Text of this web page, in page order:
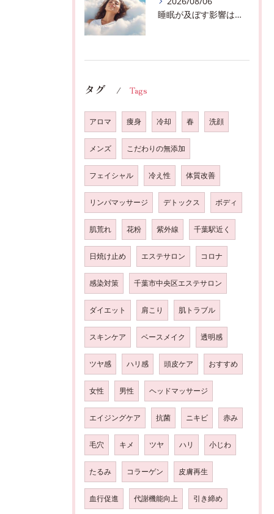
睡眠が及ぼす影響は？千葉市おすすめメニュー全身リンパマッサージで全身スッキリ♪
タグ Tags
アロマ 痩身 冷却 春 洗顔
メンズ こだわりの無添加
フェイシャル 冷え性 体質改善
リンパマッサージ デトックス ボディ
肌荒れ 花粉 紫外線 千葉駅近く
日焼け止め エステサロン コロナ
感染対策 千葉市中央区エステサロン
ダイエット 肩こり 肌トラブル
スキンケア ベースメイク 透明感
ツヤ感 ハリ感 頭皮ケア おすすめ
女性 男性 ヘッドマッサージ
エイジングケア 抗菌 ニキビ 赤み
毛穴 キメ ツヤ ハリ 小じわ
たるみ コラーゲン 皮膚再生
血行促進 代謝機能向上 引き締め